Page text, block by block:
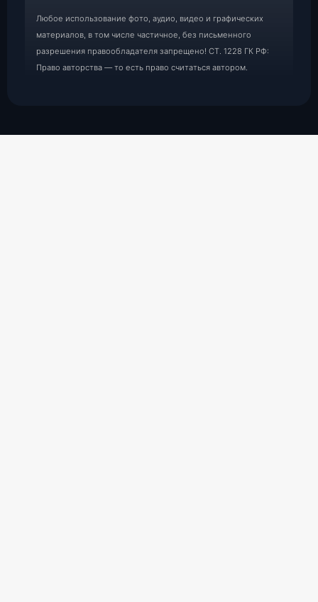
Любое использование фото, аудио, видео и графических
материалов, в том числе частичное, без письменного
разрешения правообладателя запрещено! СТ. 1228 ГК РФ:
Право авторства — то есть право считаться автором.